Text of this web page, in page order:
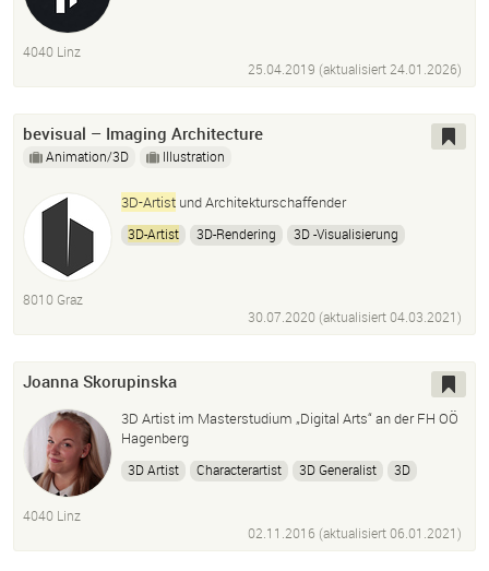
3D Artist · Unity Developer · Echtzeit 3D · VR ·
Produktvisualisierung · Anima Engine
4040 Linz
25.04.2019 (aktualisiert24.01.2026)
bevisual – Imaging Architecture
Animation/3D Illustration
3D-Artist und Architekturschaffender
3D-Artist 3D-Rendering
3D -Visualisierung
Bildbearbeitung Photoshop
8010 Graz
30.07.2020 (aktualisiert04.03.2021)
Joanna Skorupinska
3D Artist im Masterstudium „Digital Arts“ an der FH OÖ
Hagenberg
3D Artist Characterartist 3D Generalist
3D
4040 Linz
02.11.2016 (aktualisiert06.01.2021)